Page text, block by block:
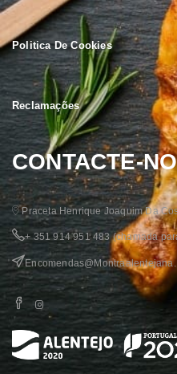
Politica De Cookies
Reclamações
CONTACTE-
Praceta Henrique Joaquim Da
+ 351 914 951 483 (chamada